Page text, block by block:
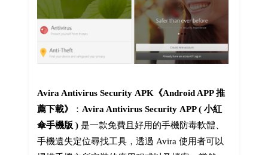
Avira Antivirus Security APK《Android APP 推
薦下載》
： Avira Antivirus Security APP ( 小紅
傘手機版 )是一款免費且好用的手機防毒軟體、
手機遺失定位尋找工具，透過 Avira 使用者可以